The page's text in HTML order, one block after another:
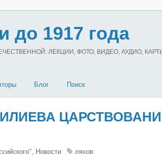
до 1917 года
ЛЕКЦИИ, ФОТО, ВИДЕО, АУДИО,
Блог Поиск
Новости ляхов